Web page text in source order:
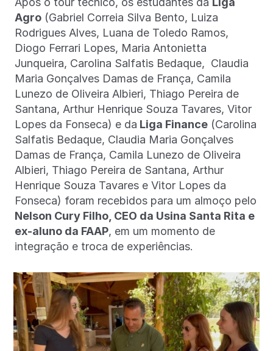
Agro (Gabriel Correia Silva Bento, Luiza
Rodrigues Alves, Luana de Toledo Ramos,
⁠Diogo Ferrari Lopes, Maria Antonietta
Junqueira, Carolina Salfatis Bedaque, Claudia
Maria Gonçalves Damas de França, Camila
Lunezo de Oliveira Albieri, Thiago Pereira de
Santana, Arthur Henrique Souza Tavares, Vitor
Lopes da Fonseca) e da Liga Finance (Carolina
Salfatis Bedaque, Claudia Maria Gonçalves
Damas de França, Camila Lunezo de Oliveira
Albieri, Thiago Pereira de Santana, Arthur
Henrique Souza Tavares e Vitor Lopes da
Fonseca) foram recebidos para um almoço pelo
Nelson Cury Filho, CEO da Usina Santa Rita e
ex-aluno da FAAP, em um momento de
integração e troca de experiências.